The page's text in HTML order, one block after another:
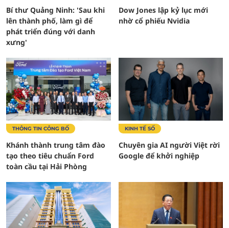
Bí thư Quảng Ninh: 'Sau khi
lên thành phố, làm gì để
phát triển đúng với danh
xưng'
Dow Jones lập kỷ lục mới
nhờ cổ phiếu Nvidia
THÔNG TIN CÔNG BỐ
Khánh thành trung tâm đào
tạo theo tiêu chuẩn Ford
toàn cầu tại Hải Phòng
KINH TẾ SỐ
Chuyên gia AI người Việt rời
Google để khởi nghiệp